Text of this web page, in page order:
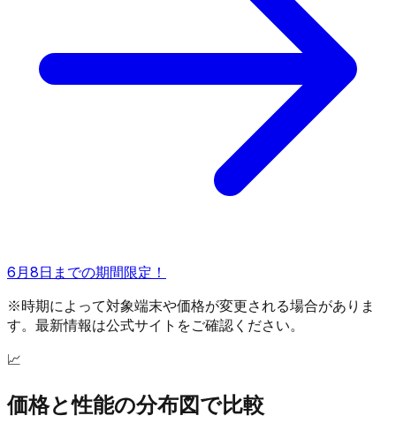
6月8日までの期間限定！
※時期によって対象端末や価格が変更される場合がありま
す。最新情報は公式サイトをご確認ください。
📈
価格と性能の分布図で比較